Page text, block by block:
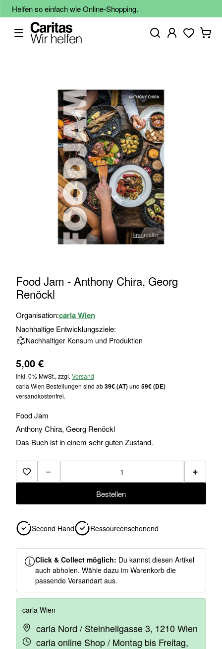
Helfen so einfach wie Online-Shopping.
Anfang
der
springen
Food Jam - Anthony Chira, Georg
Renöckl
Organisation:carla Wien
Nachhaltige Entwicklungsziele:
Nachhaltiger Konsum und Produktion
5,00 €
Inkl. 0% MwSt., zzgl. Versand
carla Wien Bestellungen sind ab39€ (AT)und 59€ (DE)
versandkostenfrei.
Food Jam
Anthony Chira, Georg Renöckl
Das Buch ist in einem sehr guten Zustand.
Zur Merkliste hinzufügen
− +
Bestellen
Second Hand Ressourcenschonend
Click & Collect möglich: Du kannst diesen Artikel
auch abholen. Wähle dazu im Warenkorb die
passende Versandart aus.
carla Wien
carla Nord / Steinheilgasse 3, 1210 Wien
carla online Shop / Montag bis Freitag,